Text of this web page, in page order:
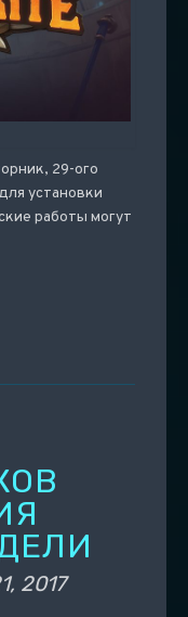
29-ого
установки
работы могут
2017